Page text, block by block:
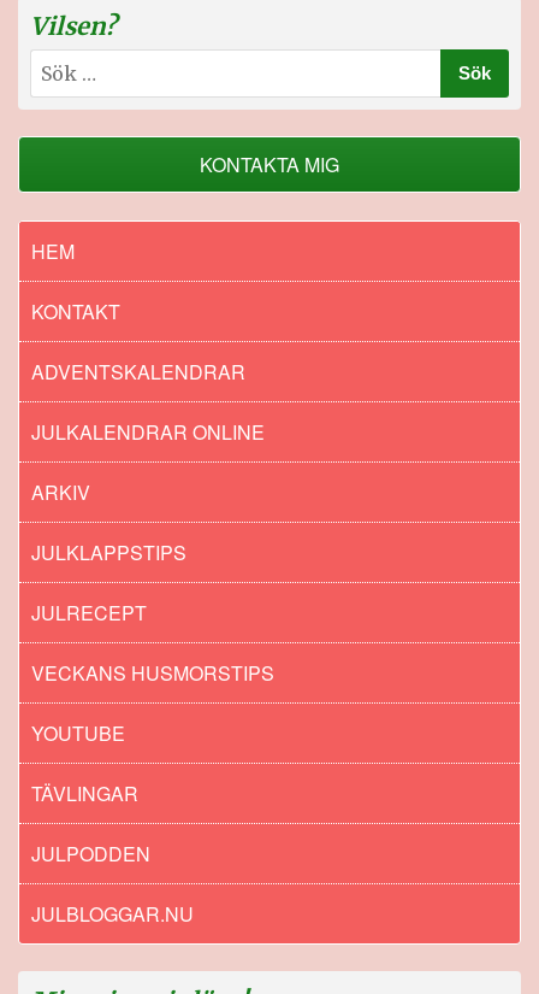
Vilsen?
Sök
efter:
KONTAKTA MIG
HEM
KONTAKT
ADVENTSKALENDRAR
JULKALENDRAR ONLINE
ARKIV
JULKLAPPSTIPS
JULRECEPT
VECKANS HUSMORSTIPS
YOUTUBE
TÄVLINGAR
JULPODDEN
JULBLOGGAR.NU